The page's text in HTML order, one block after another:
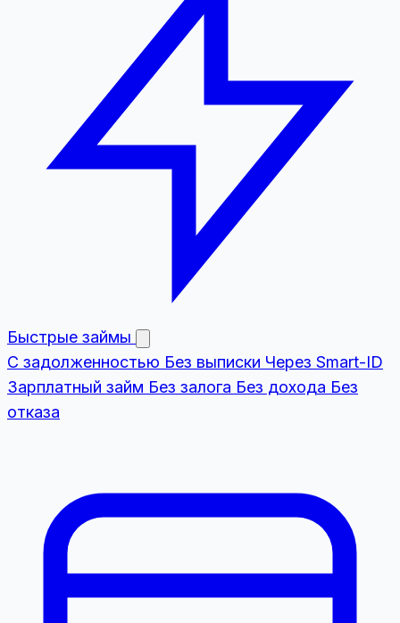
Быстрые займы
С задолженностью Без выписки Через Smart-ID
Зарплатный займ Без залога Без дохода Без
отказа